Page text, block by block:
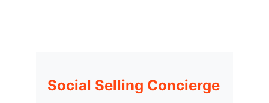
Social Selling Concierge